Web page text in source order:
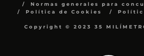
Normas generales para
Política de Cookies
Copyright © 2023 35